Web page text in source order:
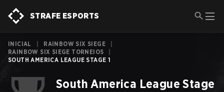
STRAFE ESPORTS
INICIAL RAINBOW SIX SIEGE
RAINBOW SIX SIEGE TORNEIOS
SOUTH AMERICA LEAGUE STAGE 1
South America League Stage